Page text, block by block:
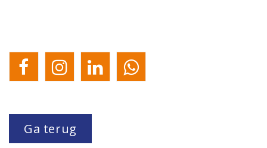
Ga terug